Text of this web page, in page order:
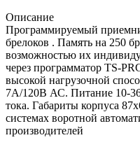
Описание
Программируемый
брелоков . Память на 250
возможностью их
через программатор TS-
высокой нагрузочной
7А/120В АС. Питание 10-
тока. Габариты корпуса
системах воротной
производителей